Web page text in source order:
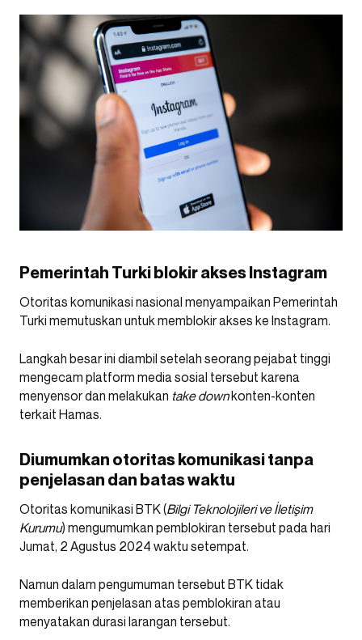
Pemerintah Turki blokir akses Instagram
Otoritas komunikasi nasional menyampaikan Pemerintah
Turki memutuskan untuk memblokir akses ke Instagram.
Langkah besar ini diambil setelah seorang pejabat tinggi
mengecam platform media sosial tersebut karena
menyensor dan melakukan take downkonten-konten
terkait Hamas.
Diumumkan otoritas komunikasi tanpa
penjelasan dan batas waktu
Otoritas komunikasi BTK (Bilgi Teknolojileri ve İletişim
Kurumu) mengumumkan pemblokiran tersebut pada hari
Jumat, 2 Agustus 2024 waktu setempat.
Namun dalam pengumuman tersebut BTK tidak
memberikan penjelasan atas pemblokiran atau
menyatakan durasi larangan tersebut.